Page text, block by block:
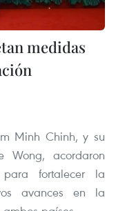
medidas
Minh Chinh, y su
Wong, acordaron
fortalecer la
avances en la